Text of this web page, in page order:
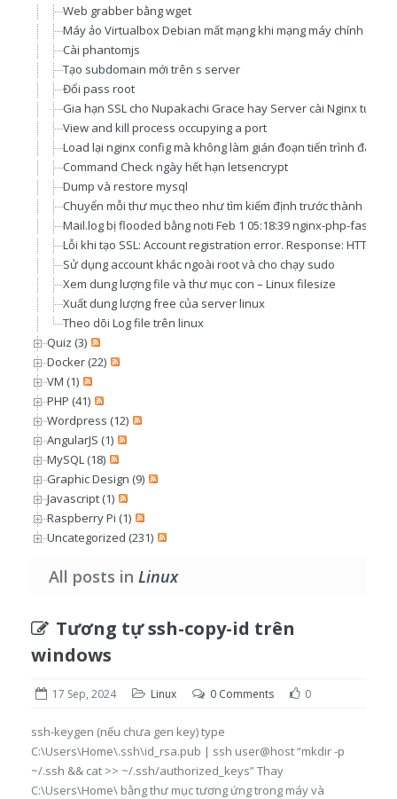
Web grabber bằng wget
Máy ảo Virtualbox Debian mất mạng khi mạng máy chính có
Cài phantomjs
Tạo subdomain mới trên s server
Đổi pass root
Gia hạn SSL cho Nupakachi Grace hay Server cài Nginx tương
View and kill process occupying a port
Load lại nginx config mà không làm gián đoạn tiến trình đang
Command Check ngày hết hạn letsencrypt
Dump và restore mysql
Chuyển mỗi thư mục theo như tìm kiếm định trước thành 1 file
Mail.log bị flooded bằng noti Feb 1 05:18:39 nginx-php-
Lỗi khi tạo SSL: Account registration error. Response: HTTP/
Sử dụng account khác ngoài root và cho chạy sudo
Xem dung lượng file và thư mục con – Linux filesize
Xuất dung lượng free của server linux
Theo dõi Log file trên linux
Quiz (3)
Docker (22)
VM (1)
PHP (41)
Wordpress (12)
AngularJS (1)
MySQL (18)
Graphic Design (9)
Javascript (1)
Raspberry Pi (1)
Uncategorized (231)
All posts in Linux
Tương tự ssh-copy-id trên
windows
17 Sep, 2024 Linux 0 Comments 0
ssh-keygen (nếu chưa gen key) type
C:\Users\Home\.ssh\id_rsa.pub | ssh user@host “mkdir -p
~/.ssh && cat >> ~/.ssh/authorized_keys” Thay
C:\Users\Home\ bằng thư mục tương ứng trong máy và